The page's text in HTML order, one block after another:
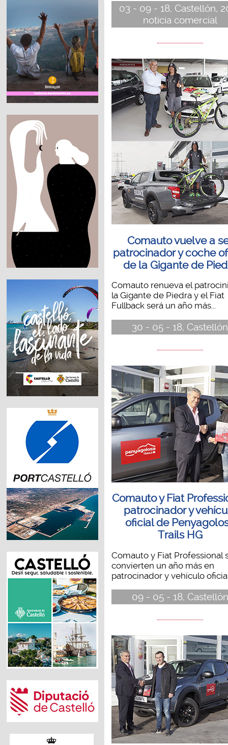
03 - 09 - 18, Castellón,
noticia comercial
Comauto vuelve a
patrocinador y coche
de la Gigante de
Comauto renueva el
la Gigante de Piedra y el Fiat
Fullback será un año más...
30 - 05 - 18, Castellón
Comauto y Fiat
patrocinador y
oficial de
Trails HG
Comauto y Fiat Professional
convierten un año más en
patrocinador y vehículo
09 - 05 - 18, Castellón